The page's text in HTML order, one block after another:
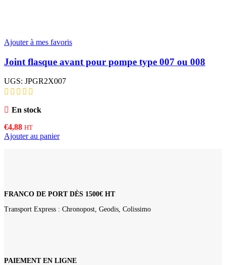
Ajouter à mes favoris
Joint flasque avant pour pompe type 007 ou 008
UGS: JPGR2X007
En stock
€4,88 HT
Ajouter au panier
FRANCO DE PORT DÈS 1500€ HT
Transport Express : Chronopost, Geodis, Colissimo
PAIEMENT EN LIGNE